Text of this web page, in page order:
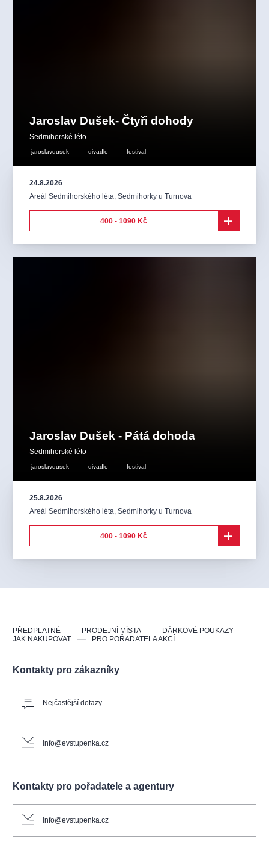
Jaroslav Dušek- Čtyři dohody
Sedmihorské léto
jaroslavdusek divadlo festival
24.8.2026
Areál Sedmihorského léta, Sedmihorky u Turnova
400 - 1090 Kč
Jaroslav Dušek - Pátá dohoda
Sedmihorské léto
jaroslavdusek divadlo festival
25.8.2026
Areál Sedmihorského léta, Sedmihorky u Turnova
400 - 1090 Kč
Kontakty pro zákazníky
Nejčastější dotazy
info@evstupenka.cz
Kontakty pro pořadatele a agentury
info@evstupenka.cz
PŘEDPLATNÉ PRODEJNÍ MÍSTA
DÁRKOVÉ POUKAZY
JAK NAKUPOVAT
PRO POŘADATELA AKCÍ